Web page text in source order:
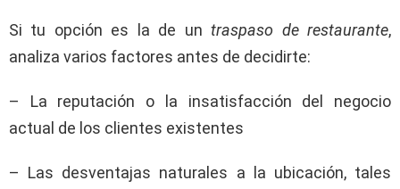
Si tu opción es la de untraspaso de restaurante,
analiza varios factores antes de decidirte:
– La reputación o la insatisfacción del negocio
actual de los clientes existentes
– Las desventajas naturales a la ubicación, tales